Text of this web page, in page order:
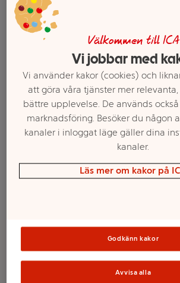
Ponzu Citrus
150ml
Välj butik och handla
Välkommen till ICA
Vi jobbar med
Vi använder kakor (cookies) och
att göra våra tjänster mer
bättre upplevelse. De används
marknadsföring. Besöker du någon
kanaler i inloggat läge gäller dina
kanaler.
Läs mer om kakor på
Godkänn kakor
Avvisa alla